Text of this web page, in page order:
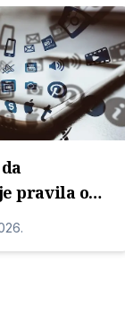
pravila o
AI
redakcije